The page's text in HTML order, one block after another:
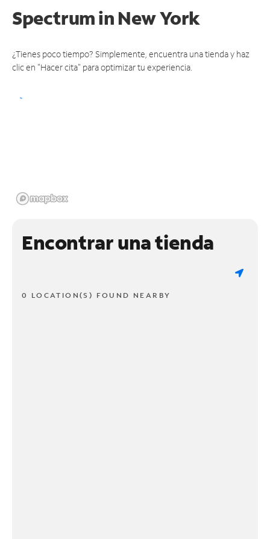
Spectrumin New York
¿Tienes poco tiempo? Simplemente, encuentra una tienda y haz
clic en "Hacer cita" para optimizar tu experiencia.
Encontrar una tienda
0 LOCATION(S) FOUND NEARBY